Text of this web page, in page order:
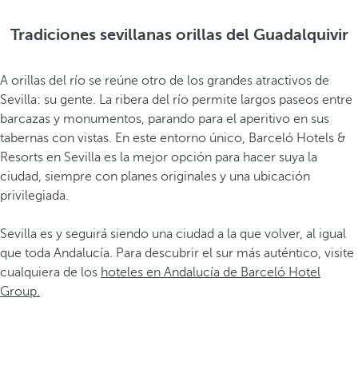
Tradiciones sevillanas orillas del Guadalquivir
A orillas del río se reúne otro de los grandes atractivos de
Sevilla: su gente. La ribera del río permite largos paseos entre
barcazas y monumentos, parando para el aperitivo en sus
tabernas con vistas. En este entorno único, Barceló Hotels &
Resorts en Sevilla es la mejor opción para hacer suya la
ciudad, siempre con planes originales y una ubicación
privilegiada.
Sevilla es y seguirá siendo una ciudad a la que volver, al igual
que toda Andalucía. Para descubrir el sur más auténtico, visite
cualquiera de los hoteles en Andalucía de Barceló Hotel
Group.